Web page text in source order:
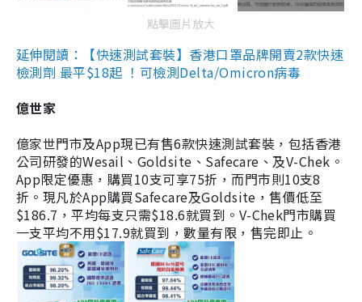
點擊圖片放大
延伸閱讀：【快速測試套裝】香港口罩品牌開賣2款快速
檢測劑 最平$18起 ！可檢測Delta/Omicron病毒
億世家
億家世門市及App現已有售6款快速測試套裝，包括香港
公司研發的Wesail、Goldsite、Safecare、及V-Chek。
App限定優惠，購買10支可享75折，而門市則10支8
折。現凡於App購買Safecare及Goldsite，售價低至
$186.7，平均每支只需$18.6就買到。V-Chek門市購買
一支平均不用$17.9就買到，數量有限，售完即止。